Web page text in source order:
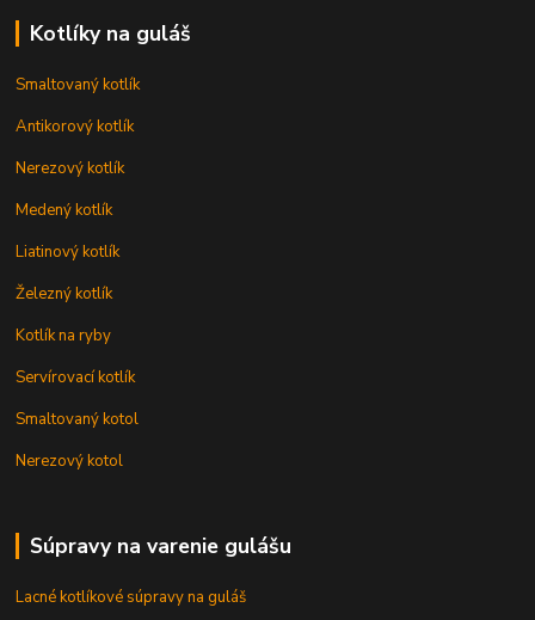
Kotlíky na guláš
Smaltovaný kotlík
Antikorový kotlík
Nerezový kotlík
Medený kotlík
Liatinový kotlík
Železný kotlík
Kotlík na ryby
Servírovací kotlík
Smaltovaný kotol
Nerezový kotol
Súpravy na varenie gulášu
Lacné kotlíkové súpravy na guláš